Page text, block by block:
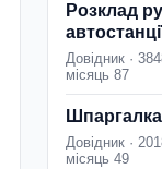
Розклад
Довідник ·
місяць 87
Довідник ·
місяць 49